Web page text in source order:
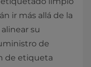
ir más allá de la
su
de
de etiqueta